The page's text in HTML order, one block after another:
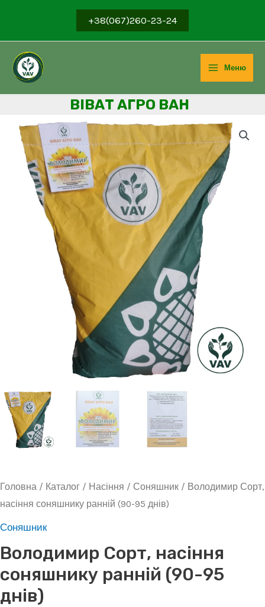
+38(067)260-23-24
Меню
ВІВАТ АГРО ВАН
Головна / Каталог / Насіння / Соняшник / Володимир Сорт,
насіння соняшнику ранній (90-95 днів)
Соняшник
Володимир Сорт, насіння
соняшнику ранній (90-95
днів)